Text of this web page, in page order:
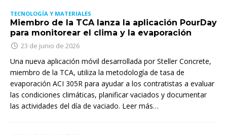
TECNOLOGÍA Y MATERIALES
Miembro de la TCA lanza la aplicación PourDay
para monitorear el clima y la evaporación
23 de junio de 2026
Una nueva aplicación móvil desarrollada por Steller Concrete,
miembro de la TCA, utiliza la metodología de tasa de
evaporación ACI 305R para ayudar a los contratistas a evaluar
las condiciones climáticas, planificar vaciados y documentar
las actividades del día de vaciado. Leer más…